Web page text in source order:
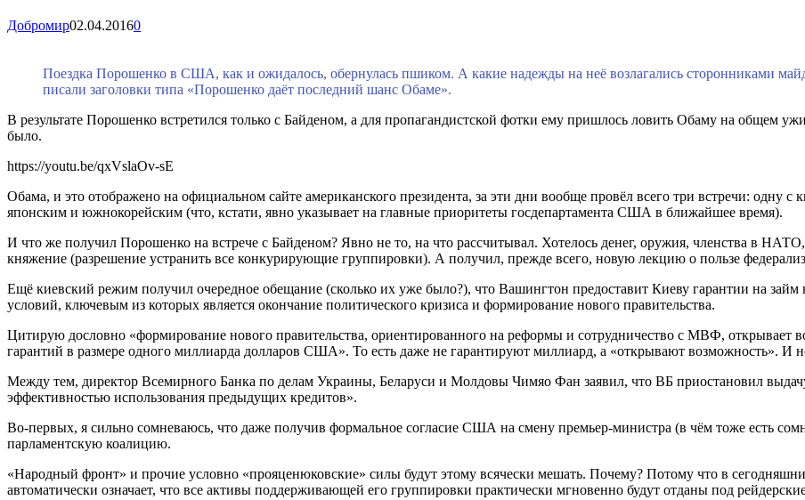
Добромир02.04.20160
Поездка Порошенко в США, как и ожидалось, обернулась пшиком. А какие надежды на неё возлагались сторонниками
писали заголовки типа «Порошенко даёт последний шанс Обаме».
В результате Порошенко встретился только с Байденом, а для пропагандистской фотки ему пришлось ловить Обаму на общем
было.
https://youtu.be/qxVslaOv-sE
Обама, и это отображено на официальном сайте американского президента, за эти дни вообще провёл всего три встречи: одну
японским и южнокорейским (что, кстати, явно указывает на главные приоритеты госдепартамента США в ближайшее время).
И что же получил Порошенко на встрече с Байденом? Явно не то, на что рассчитывал. Хотелось денег, оружия, членства в
княжение (разрешение устранить все конкурирующие группировки). А получил, прежде всего, новую лекцию о пользе
Ещё киевский режим получил очередное обещание (сколько их уже было?), что Вашингтон предоставит Киеву гарантии на
условий, ключевым из которых является окончание политического кризиса и формирование нового правительства.
Цитирую дословно «формирование нового правительства, ориентированного на реформы и сотрудничество с МВФ, открывает
гарантий в размере одного миллиарда долларов США». То есть даже не гарантируют миллиард, а «открывают возможность». И
Между тем, директор Всемирного Банка по делам Украины, Беларуси и Молдовы Чимяо Фан заявил, что ВБ приостановил
эффективностью использования предыдущих кредитов».
Во-первых, я сильно сомневаюсь, что даже получив формальное согласие США на смену премьер-министра (в чём тоже есть
парламентскую коалицию.
«Народный фронт» и прочие условно «прояценюковские» силы будут этому всячески мешать. Почему? Потому что в
автоматически означает, что все активы поддерживающей его группировки практически мгновенно будут отданы под